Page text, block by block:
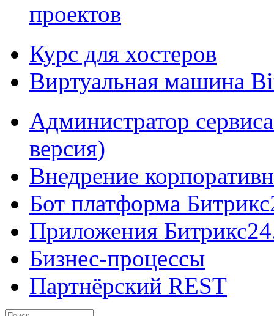
проектов
Курс для хостеров
Виртуальная машина
Администратор
версия)
Внедрение
Бот платформа
Приложения
Бизнес-процессы
Партнёрский REST